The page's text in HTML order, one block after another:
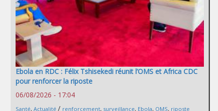
Ebola en RDC : Félix Tshisekedi réunit l’OMS et Africa CDC
pour renforcer la riposte
06/08/2026 - 17:04
Santé, Actualité / renforcement, surveillance, Ebola, OMS, riposte